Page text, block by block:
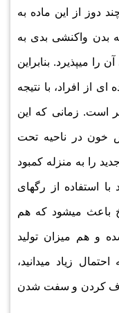
دوز از این ماده به
بدن واکنشی بدی به
را میپذیرد. بنابراین
از افراد، با نتیجه
است. زمانی که این
خون در ناحیه تحت
را به منزله کمبود
استفاده از رگهای
باعث میشود که هم
و هم میزان تولید
زیاد میدانید،
کردن و سفت شدن